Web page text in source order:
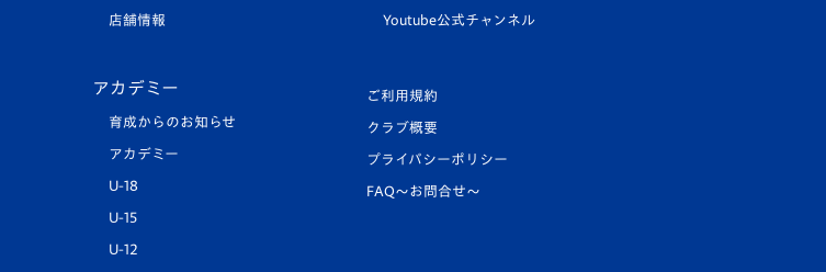
店舗情報
アカデミー
育成からのお知らせ
アカデミー
U-18
U-15
U-12
Youtube公式チャンネル
ご利用規約
クラブ概要
プライバシーポリシー
FAQ〜お問合せ〜